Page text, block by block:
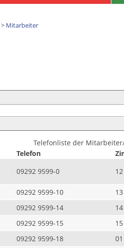
> Mitarbeiter
Telefonliste der
Telefon
09292 9599-0 12
09292 9599-10 13
09292 9599-14 14
09292 9599-15 15
09292 9599-18 01